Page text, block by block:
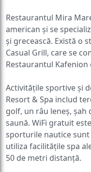
Restaurantul Mira
american și se
și grecească. Există o
Casual Grill, care se
Restaurantul Kafenion
Activitățile sportive și
Resort & Spa includ
golf, un râu leneș, șah
saună. WiFi gratuit
sporturile nautice sunt
utiliza facilitățile spa
50 de metri distanță.